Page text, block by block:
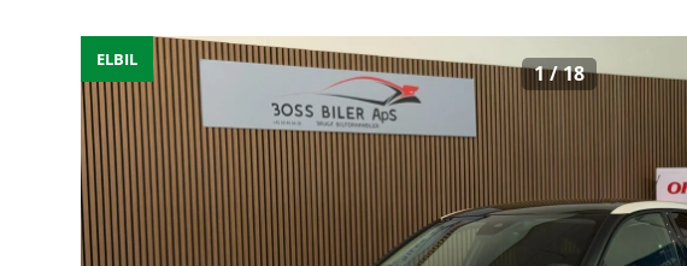
ELBIL
1/18